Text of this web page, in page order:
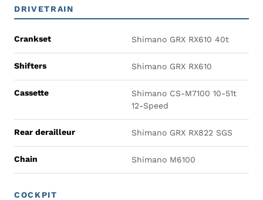
DRIVETRAIN
Crankset Shimano GRX RX610 40t
Shifters Shimano GRX RX610
Cassette
Shimano CS-M7100 10-51t
12-Speed
Rear derailleur Shimano GRX RX822 SGS
Chain Shimano M6100
COCKPIT